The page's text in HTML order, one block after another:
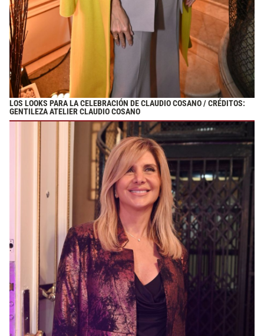
LOS LOOKS PARA LA CELEBRACIÓN DE CLAUDIO COSANO / CRÉDITOS:
GENTILEZA ATELIER CLAUDIO COSANO